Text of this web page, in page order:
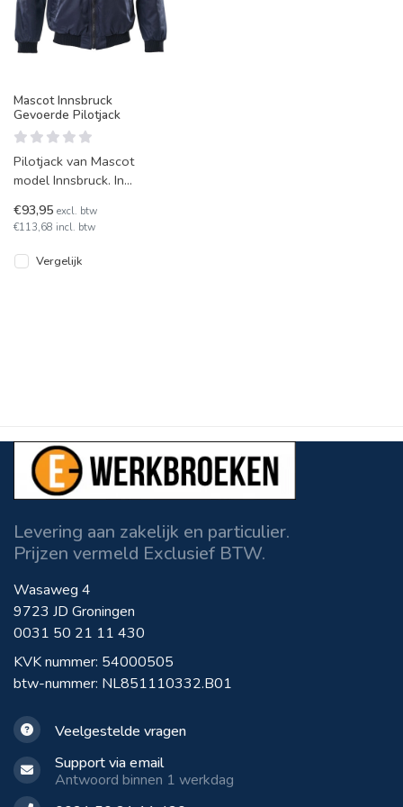
Mascot Innsbruck
Gevoerde Pilotjack
Pilotjack van Mascot
model Innsbruck. In
€93,95 excl. btw
€113,68 incl. btw
Vergelijk
Levering aan zakelijk en particulier.
Prijzen vermeld Exclusief BTW.
Wasaweg 4
9723 JD Groningen
0031 50 21 11 430
KVK nummer: 54000505
btw-nummer: NL851110332.B01
Veelgestelde vragen
Support via email
Antwoord binnen 1 werkdag